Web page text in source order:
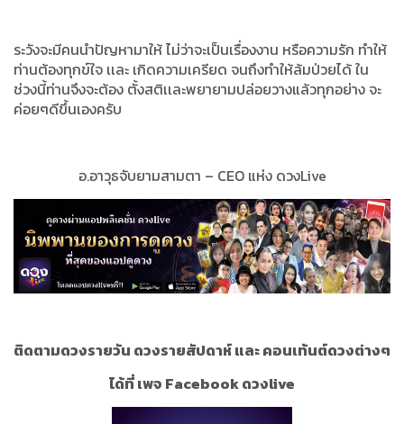
ระวังจะมีคนนำปัญหามาให้ ไม่ว่าจะเป็นเรื่องงาน หรือความรัก ทำให้
ท่านต้องทุกข์ใจ เเละ เกิดความเครียด จนถึงทำให้ล้มป่วยได้ ใน
ช่วงนี้ท่านจึงจะต้อง ตั้งสติเเละพยายามปล่อยวางแล้วทุกอย่าง จะ
ค่อยๆดีขึ้นเองครับ
อ.อาวุธจับยามสามตา – CEO แห่ง ดวงLive
ติดตามดวงรายวัน ดวงรายสัปดาห์ และ คอนเท้นต์ดวงต่างๆ
ได้ที่ เพจ Facebook ดวงlive